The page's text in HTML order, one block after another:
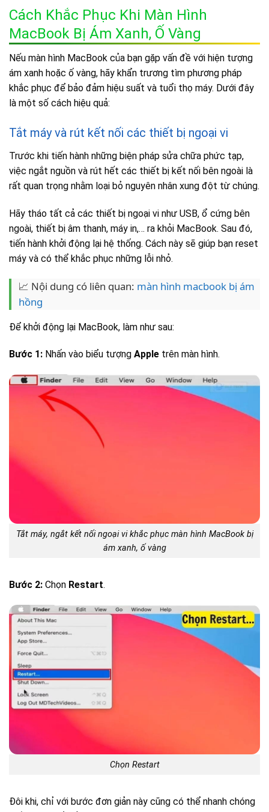
Cách Khắc Phục Khi Màn Hình
MacBook Bị Ám Xanh, Ố Vàng
Nếu màn hình MacBook của bạn gặp vấn đề với hiện tượng
ám xanh hoặc ố vàng, hãy khẩn trương tìm phương pháp
khắc phục để bảo đảm hiệu suất và tuổi thọ máy. Dưới đây
là một số cách hiệu quả:
Tắt máy và rút kết nối các thiết bị ngoại vi
Trước khi tiến hành những biện pháp sửa chữa phức tạp,
việc ngắt nguồn và rút hết các thiết bị kết nối bên ngoài là
rất quan trọng nhằm loại bỏ nguyên nhân xung đột từ chúng.
Hãy tháo tất cả các thiết bị ngoại vi như USB, ổ cứng bên
ngoài, thiết bị âm thanh, máy in,… ra khỏi MacBook. Sau đó,
tiến hành khởi động lại hệ thống. Cách này sẽ giúp bạn reset
máy và có thể khắc phục những lỗi nhỏ.
📈 Nội dung có liên quan: màn hình macbook bị ám
hồng
Để khởi động lại MacBook, làm như sau:
Bước 1: Nhấn vào biểu tượng Apple trên màn hình.
Tắt máy, ngắt kết nối ngoại vi khắc phục màn hình MacBook bị
ám xanh, ố vàng
Bước 2: Chọn Restart.
Chọn Restart
Đôi khi, chỉ với bước đơn giản này cũng có thể nhanh chóng